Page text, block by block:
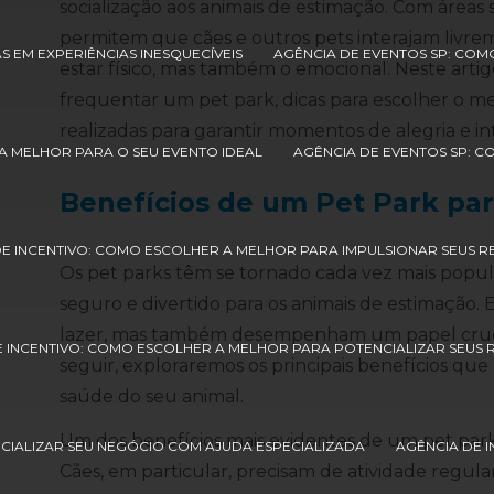
EM EXPERIÊNCIAS INESQUECÍVEIS AGÊNCIA DE EVENTOS SP:
MELHOR PARA O SEU EVENTO IDEAL AGÊNCIA DE EVENTOS SP:
INCENTIVO: COMO ESCOLHER A MELHOR PARA IMPULSIONAR SEUS
INCENTIVO: COMO ESCOLHER A MELHOR PARA POTENCIALIZAR SEUS
SEU NEGÓCIO COM AJUDA ESPECIALIZADA AGÊNCIA DE
socialização aos animais de estimação. Com
permitem que cães e outros pets interajam
estar físico, mas também o emocional. Neste
frequentar um pet park, dicas para escolher o
realizadas para garantir momentos de alegria e
Benefícios de um Pet Park
Os pet parks têm se tornado cada vez mais
seguro e divertido para os animais de estimação.
lazer, mas também desempenham um papel
seguir, exploraremos os principais benefícios
saúde do seu animal.
Um dos benefícios mais evidentes de um pet
Cães, em particular, precisam de atividade